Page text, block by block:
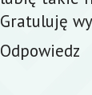
Gratuluję
Odpowiedz